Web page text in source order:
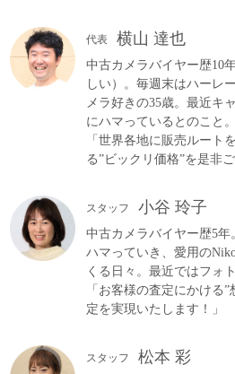
代表 横山 達也
中古カメラバイヤー歴10
しい）。毎週末はハーレ
メラ好きの35歳。最近キ
にハマっているとのこと。
「世界各地に販売ルート
る”ビックリ価格”を是非
スタッフ 小谷 玲子
中古カメラバイヤー歴5
ハマっていき、愛用の
くる日々。最近ではフォ
「お客様の査定にかける
定を実現いたします！」
スタッフ 松本 彩